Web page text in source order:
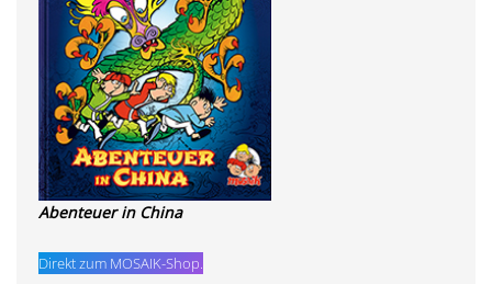
Abenteuer in China
Direkt zum MOSAIK-Shop.